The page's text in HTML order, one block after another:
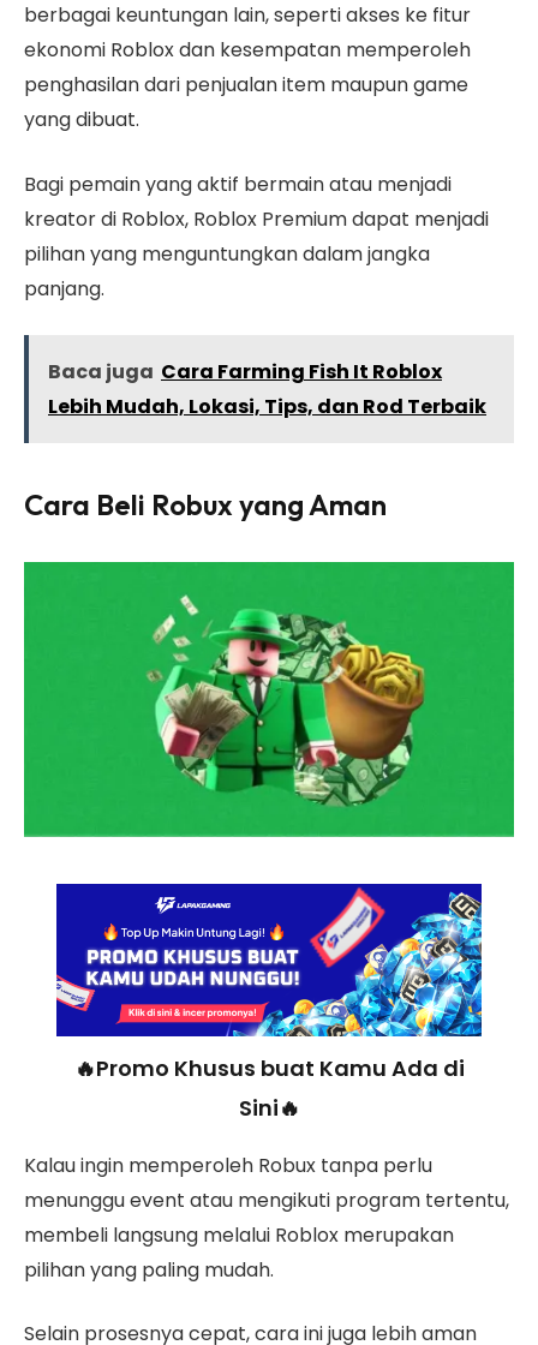
berbagai keuntungan lain, seperti akses ke fitur
ekonomi Roblox dan kesempatan memperoleh
penghasilan dari penjualan item maupun game
yang dibuat.
Bagi pemain yang aktif bermain atau menjadi
kreator di Roblox, Roblox Premium dapat menjadi
pilihan yang menguntungkan dalam jangka
panjang.
Baca juga Cara Farming Fish It Roblox
Lebih Mudah, Lokasi, Tips, dan Rod Terbaik
Cara Beli Robux yang Aman
🔥Promo Khusus buat Kamu Ada di
Sini🔥
Kalau ingin memperoleh Robux tanpa perlu
menunggu event atau mengikuti program tertentu,
membeli langsung melalui Roblox merupakan
pilihan yang paling mudah.
Selain prosesnya cepat, cara ini juga lebih aman